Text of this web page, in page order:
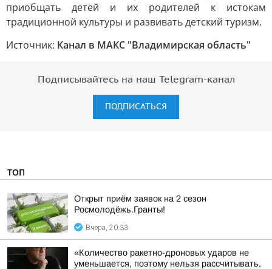
приобщать детей и их родителей к истокам
традиционной культуры и развивать детский туризм.
Источник: Канал в МАКС "Владимирская область"
Подписывайтесь на наш Telegram-канал
ПОДПИСАТЬСЯ
ТОП
Открыт приём заявок на 2 сезон
Росмолодёжь.Гранты!
Вчера, 20:33
«Количество ракетно-дроновых ударов не
уменьшается, поэтому нельзя рассчитывать,